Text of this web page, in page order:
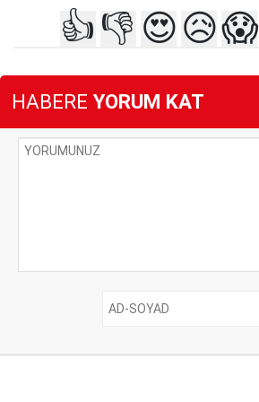
👍 👎 😍😥😱
HABERE YORUM KAT